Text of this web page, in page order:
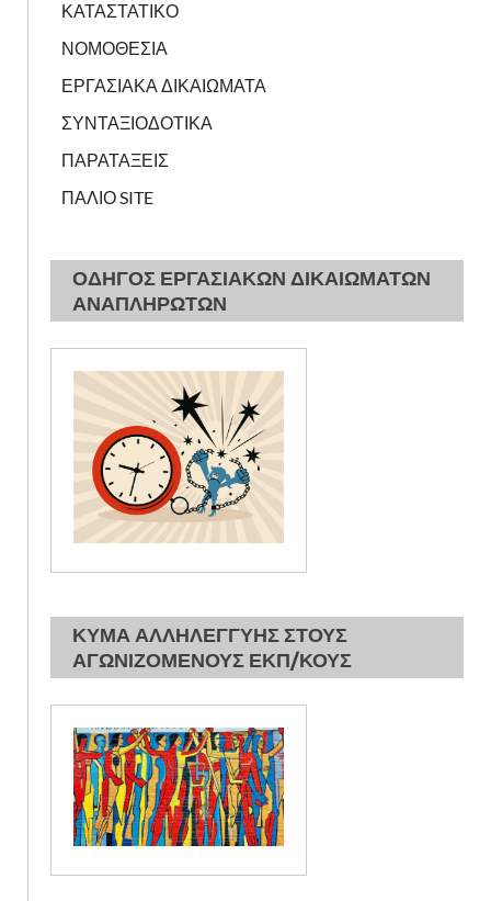
ΚΑΤΑΣΤΑΤΙΚΟ
ΝΟΜΟΘΕΣΙΑ
ΕΡΓΑΣΙΑΚΑ ΔΙΚΑΙΩΜΑΤΑ
ΣΥΝΤΑΞΙΟΔΟΤΙΚΑ
ΠΑΡΑΤΑΞΕΙΣ
ΠΑΛΙΟ SITE
ΟΔΗΓΟΣ ΕΡΓΑΣΙΑΚΩΝ ΔΙΚΑΙΩΜΑΤΩΝ
ΑΝΑΠΛΗΡΩΤΩΝ
ΚΥΜΑ ΑΛΛΗΛΕΓΓΥΗΣ ΣΤΟΥΣ
ΑΓΩΝΙΖΟΜΕΝΟΥΣ ΕΚΠ/ΚΟΥΣ